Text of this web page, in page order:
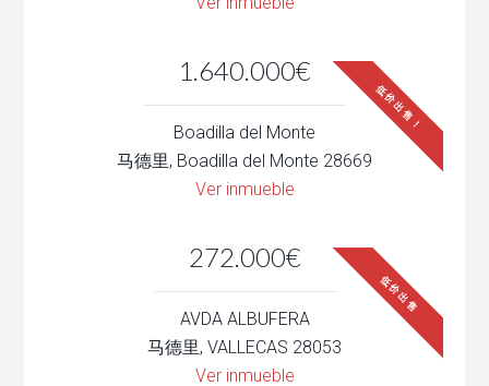
1.640.000€
低价出售！
Boadilla del Monte
马德里, Boadilla del Monte 28669
Ver inmueble
272.000€
低价出售
AVDA ALBUFERA
马德里, VALLECAS 28053
Ver inmueble